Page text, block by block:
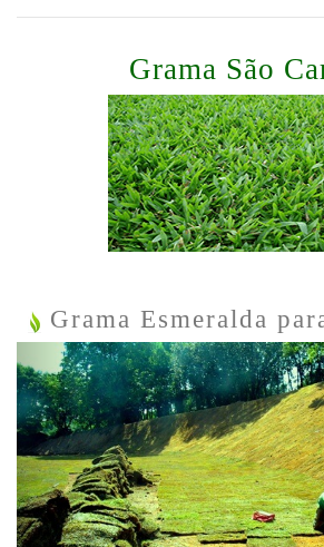
Grama São
Grama Esmeralda
Previous